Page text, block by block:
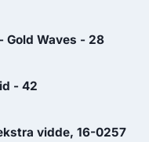
Gold Waves - 28
- 42
vidde, 16-0257